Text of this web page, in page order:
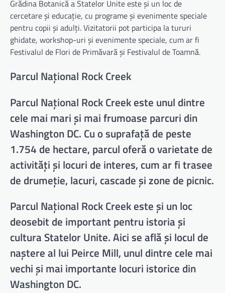
Grădina Botanică a Statelor Unite este și un loc de
cercetare și educație, cu programe și evenimente speciale
pentru copii și adulți. Vizitatorii pot participa la tururi
ghidate, workshop-uri și evenimente speciale, cum ar fi
Festivalul de Flori de Primăvară și Festivalul de Toamnă.
Parcul Național Rock Creek
Parcul Național Rock Creek este unul dintre
cele mai mari și mai frumoase parcuri din
Washington DC. Cu o suprafață de peste
1.754 de hectare, parcul oferă o varietate de
activități și locuri de interes, cum ar fi trasee
de drumeție, lacuri, cascade și zone de picnic.
Parcul Național Rock Creek este și un loc
deosebit de important pentru istoria și
cultura Statelor Unite. Aici se află și locul de
naștere al lui Peirce Mill, unul dintre cele mai
vechi și mai importante locuri istorice din
Washington DC.